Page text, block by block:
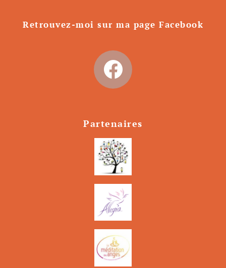
Retrouvez-moi sur ma page Facebook
Partenaires